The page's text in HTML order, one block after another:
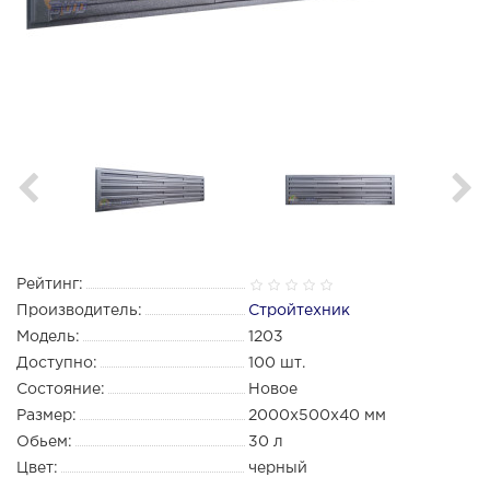
Рейтинг:
Производитель:
Стройтехник
Модель:
1203
Доступно:
100 шт.
Состояние:
Новое
Размер:
2000х500х40 мм
Обьем:
30 л
Цвет:
черный